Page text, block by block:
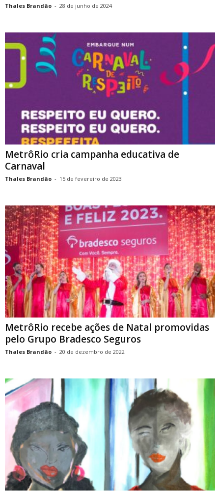
Thales Brandão - 28 de junho de 2024
MetrôRio cria campanha educativa de
Carnaval
Thales Brandão - 15 de fevereiro de 2023
MetrôRio recebe ações de Natal promovidas
pelo Grupo Bradesco Seguros
Thales Brandão - 20 de dezembro de 2022